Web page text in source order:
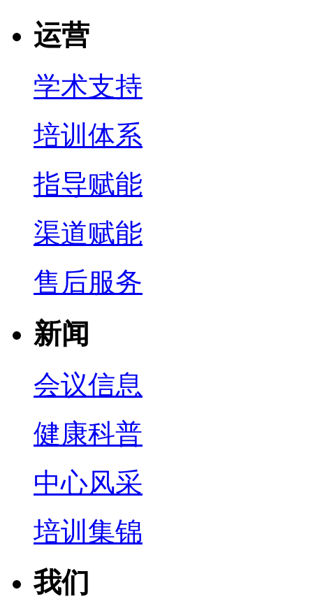
运营
学术支持
培训体系
指导赋能
渠道赋能
售后服务
新闻
会议信息
健康科普
中心风采
培训集锦
我们